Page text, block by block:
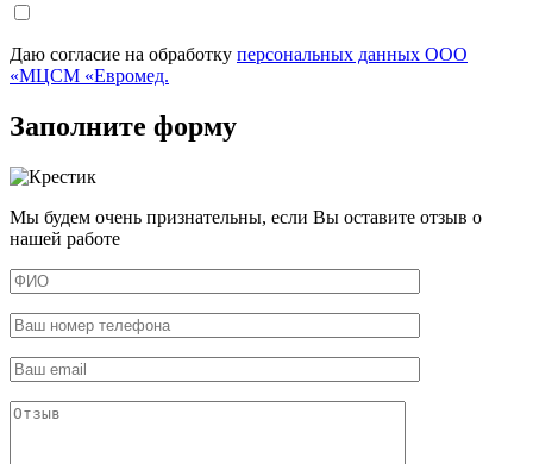
Даю согласие на обработку персональных данных ООО
«МЦСМ «Евромед.
Заполните форму
Мы будем очень признательны, если Вы оставите отзыв о
нашей работе